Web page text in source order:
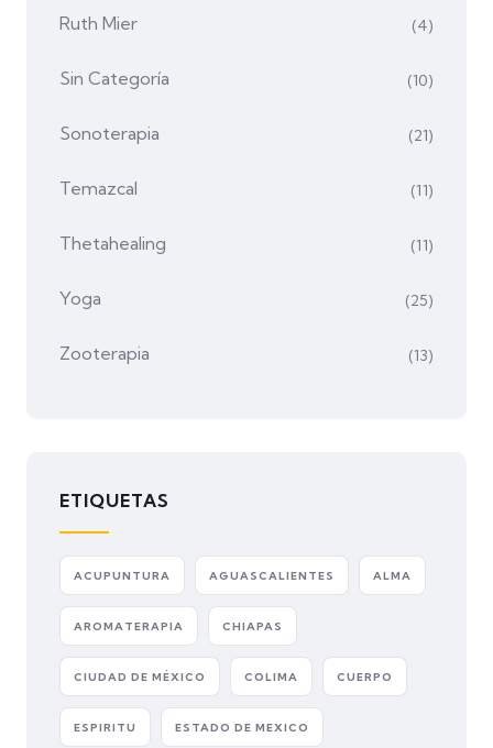
Ruth Mier (4)
Sin Categoría (10)
Sonoterapia (21)
Temazcal (11)
Thetahealing (11)
Yoga (25)
Zooterapia (13)
ETIQUETAS
ACUPUNTURA AGUASCALIENTES ALMA
AROMATERAPIA CHIAPAS
CIUDAD DE MÉXICO COLIMA CUERPO
ESPIRITU ESTADO DE MEXICO